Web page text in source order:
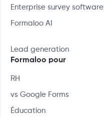
Enterprise survey software
Formaloo AI
Lead generation
Formaloo pour
RH
vs Google Forms
Éducation